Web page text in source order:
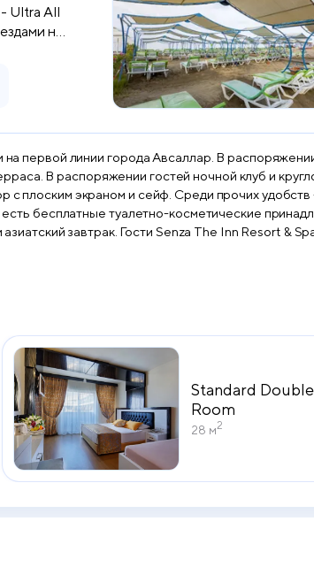
Ultra All
н...
первой линии города Авсаллар. В
гостей ночной клуб и круглосуточная стойка
с плоским экраном и сейф. Среди прочих
бесплатные туалетно-косметические
могут посетить турецкую баню. На
от таких
Standard
Room
28 м2